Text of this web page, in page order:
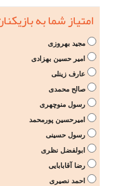
امتیاز شما به
مجید بهروزی
امیر حسین بهزادی
عارف زینلی
صالح محمدی
رسول منوچهری
امیرحسین پورمحمد
رسول حسینی
ابولفضل نظری
رضا آقابابایی
احمد نصیری